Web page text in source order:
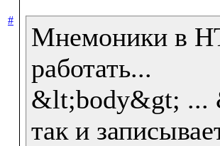
#
Мнемоники в
работать...
&lt;body&gt; ...
так и